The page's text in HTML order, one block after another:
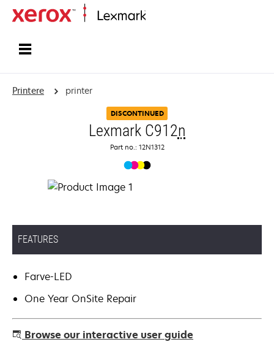
Printere printer
DISCONTINUED
Lexmark C912n
Part no.: 12N1312
FEATURES
Farve-LED
One Year OnSite Repair
Browse our interactive user guide